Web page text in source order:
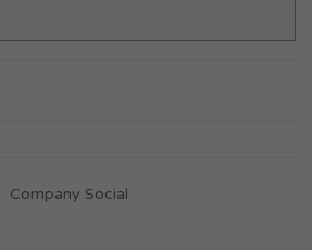
Company Social